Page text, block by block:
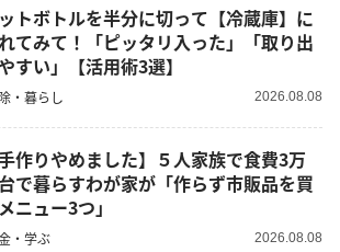
トボトルを半分に切って【冷蔵庫】に
てみて！「ピッタリ入った」「取り出
すい」【活用術3選】
・暮らし 2026.08.08
手作りやめました】５人家族で食費3万
で暮らすわが家が「作らず市販品を買
ニュー3つ」
・学ぶ 2026.08.08